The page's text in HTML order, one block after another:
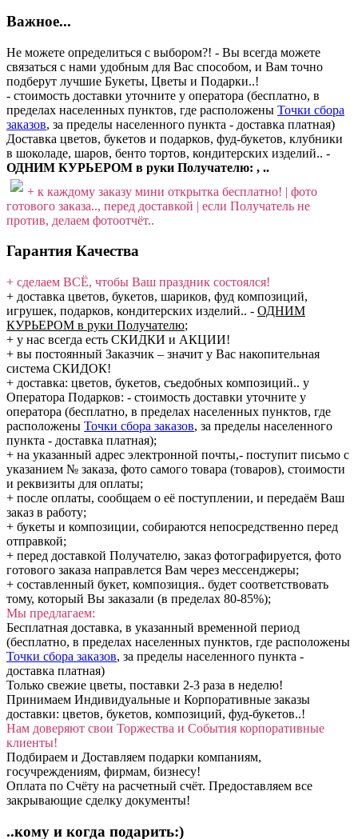
Важное...
Не можете определиться с выбором?! - Вы всегда можете
связаться с нами удобным для Вас способом, и Вам точно
подберут лучшие Букеты, Цветы и Подарки..!
- стоимость доставки уточните у оператора (бесплатно, в
пределах населенных пунктов, где расположены Точки сбора
заказов, за пределы населенного пункта - доставка платная)
Доставка цветов, букетов и подарков, фуд-букетов, клубники
в шоколаде, шаров, бенто тортов, кондитерских изделий.. -
ОДНИМ КУРЬЕРОМ в руки Получателю: , ..
+ к каждому заказу мини открытка бесплатно! | фото
готового заказа.., перед доставкой | если Получатель не
против, делаем фотоотчёт..
Гарантия Качества
+ сделаем ВСЁ, чтобы Ваш праздник состоялся!
+ доставка цветов, букетов, шариков, фуд композиций,
игрушек, подарков, кондитерских изделий.. - ОДНИМ
КУРЬЕРОМ в руки Получателю;
+ у нас всегда есть СКИДКИ и АКЦИИ!
+ вы постоянный Заказчик – значит у Вас накопительная
система СКИДОК!
+ доставка: цветов, букетов, съедобных композиций.. у
Оператора Подарков: - стоимость доставки уточните у
оператора (бесплатно, в пределах населенных пунктов, где
расположены Точки сбора заказов, за пределы населенного
пункта - доставка платная);
+ на указанный адрес электронной почты,- поступит письмо с
указанием № заказа, фото самого товара (товаров), стоимости
и реквизиты для оплаты;
+ после оплаты, сообщаем о её поступлении, и передаём Ваш
заказ в работу;
+ букеты и композиции, собираются непосредственно перед
отправкой;
+ перед доставкой Получателю, заказ фотографируется, фото
готового заказа направлется Вам через мессенджеры;
+ составленный букет, композиция.. будет соответствовать
тому, который Вы заказали (в пределах 80-85%);
Мы предлагаем:
Бесплатная доставка, в указанный временной период
(бесплатно, в пределах населенных пунктов, где расположены
Точки сбора заказов, за пределы населенного пункта -
доставка платная)
Только свежие цветы, поставки 2-3 раза в неделю!
Принимаем Индивидуальные и Корпоративные заказы
доставки: цветов, букетов, композиций, фуд-букетов..!
Нам доверяют свои Торжества и События корпоративные
клиенты!
Подбираем и Доставляем подарки компаниям,
госучреждениям, фирмам, бизнесу!
Оплата по Счёту на расчетный счёт. Предоставляем все
закрывающие сделку документы!
..кому и когда подарить:)